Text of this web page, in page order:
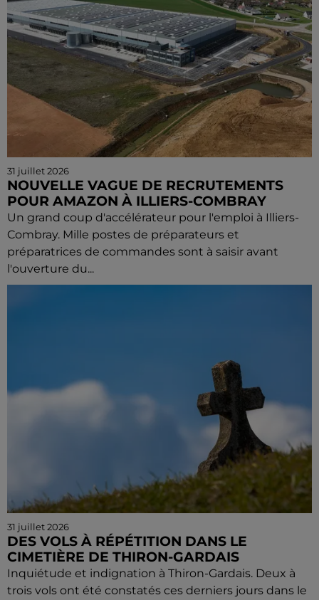
31 juillet 2026
NOUVELLE VAGUE DE RECRUTEMENTS
POUR AMAZON À ILLIERS-COMBRAY
Un grand coup d'accélérateur pour l'emploi à Illiers-
Combray. Mille postes de préparateurs et
préparatrices de commandes sont à saisir avant
l'ouverture du...
31 juillet 2026
DES VOLS À RÉPÉTITION DANS LE
CIMETIÈRE DE THIRON-GARDAIS
Inquiétude et indignation à Thiron-Gardais. Deux à
trois vols ont été constatés ces derniers jours dans le